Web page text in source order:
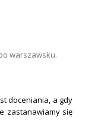
warszawsku.
doceniania, a gdy
zastanawiamy się